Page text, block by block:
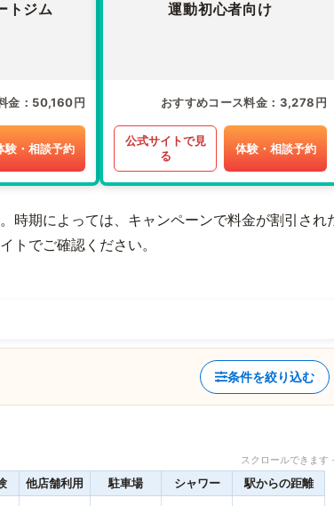
トジム
金 50,160円
験・相談予約
運動初心者向け
おすすめコース料金 3,278円
公式サイトで見
る
体験・相談予約
時期によっては、キャンペーンで料金が割引され
トでご確認ください。
条件を絞り込む
スクロールできま
他店舗利用 駐車場 シャワー 駅からの距離